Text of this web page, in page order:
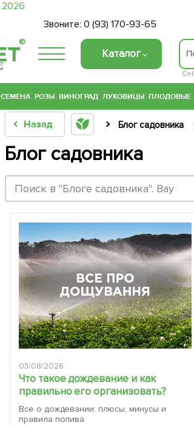
Звоните:0 (93) 170-93-65
®
Каталог
СЕМЕНА РОЗЫ ВИНОГРАД ЛУКОВИЦЫ ПЛОДОВЫЕ
Назад Блог садовника
Блог садовника
03/08/2026
Что такое дождевание и как
правильно его организовать?
Все о дождевании: плюсы, минусы и
правила полива